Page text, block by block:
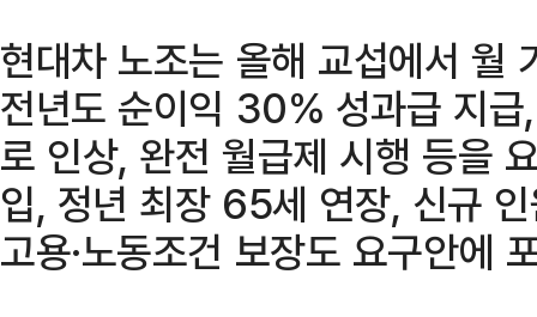
현대차 노조는 올해 교섭에서
전년도 순이익 30% 성과급 지
로 인상, 완전 월급제 시행 등을
입, 정년 최장 65세 연장, 신규
고용·노동조건 보장도 요구안에